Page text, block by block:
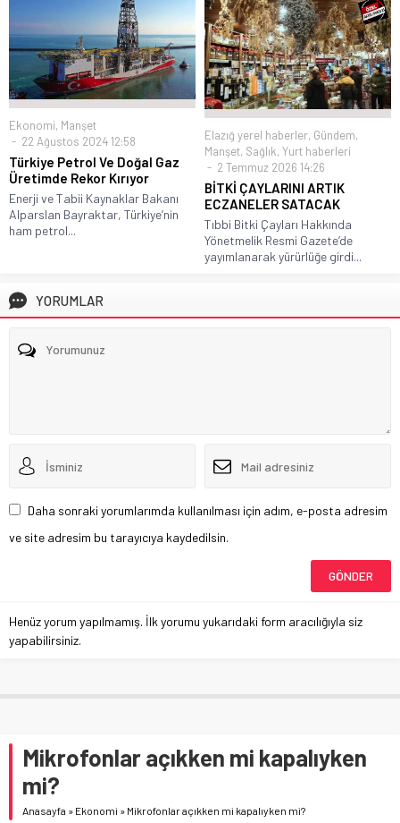
Ekonomi, Manşet
22 Ağustos 2024 12:58
Türkiye Petrol Ve Doğal Gaz
Üretimde Rekor Kırıyor
Enerji ve Tabii Kaynaklar Bakanı
Alparslan Bayraktar, Türkiye’nin
ham petrol...
Elazığ yerel haberler, Gündem,
Manşet, Sağlık, Yurt haberleri
2 Temmuz 2026 14:26
BİTKİ ÇAYLARINI ARTIK
ECZANELER SATACAK
Tıbbi Bitki Çayları Hakkında
Yönetmelik Resmi Gazete’de
yayımlanarak yürürlüğe girdi...
YORUMLAR
Daha sonraki yorumlarımda kullanılması için adım, e-posta adresim
ve site adresim bu tarayıcıya kaydedilsin.
Henüz yorum yapılmamış. İlk yorumu yukarıdaki form aracılığıyla siz
yapabilirsiniz.
Mikrofonlar açıkken mi kapalıyken
mi?
Anasayfa » Ekonomi » Mikrofonlar açıkken mi kapalıyken mi?